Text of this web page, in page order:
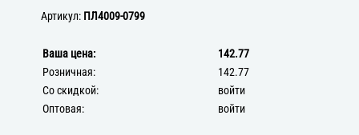
Артикул: ПЛ4009-0799
Ваша цена:
142.77
Розничная:
142.77
Со скидкой:
войти
Оптовая:
войти